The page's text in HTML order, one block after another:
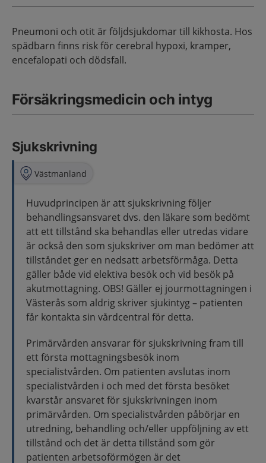
Pneumoni och otit är följdsjukdomar till kikhosta. Hos
spädbarn finns risk för cerebral hypoxi, kramper,
encefalopati och dödsfall.
Försäkringsmedicin och intyg
Sjukskrivning
Västmanland
Huvudprincipen är att sjukskrivning följer
behandlingsansvaret dvs. den läkare som bedömt
att ett tillstånd ska behandlas eller utredas vidare
är också den som sjukskriver om man bedömer att
tillståndet ger en nedsatt arbetsförmåga. Detta
gäller både vid elektiva besök och vid besök på
akutmottagning. OBS! Gäller ej jourmottagningen i
Västerås som aldrig skriver sjukintyg – patienten
får kontakta sin vårdcentral för detta.
Primärvården ansvarar för sjukskrivning fram till
ett första mottagningsbesök inom
specialistvården. Om patienten avslutas inom
specialistvården i och med det första besöket
kvarstår ansvaret för sjukskrivningen inom
primärvården. Om specialistvården påbörjar en
utredning, behandling och/eller uppföljning av ett
tillstånd och det är detta tillstånd som gör
patienten arbetsoförmögen är det